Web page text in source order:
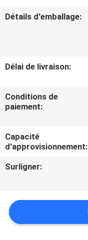
DE
CONTACTEZ-
NOUVELLES
DEMANDEZ
UNE
CASE
CENTER
Détails d'emballage:
Délai de livraison:
Conditions de
paiement:
Capacité
d'approvisionnement:
Surligner: